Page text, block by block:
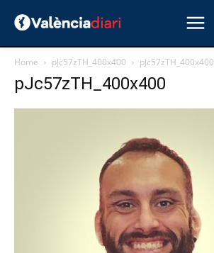
Home pJc57zTH_400x400 pJc57zTH_400x400
pJc57zTH_400x400